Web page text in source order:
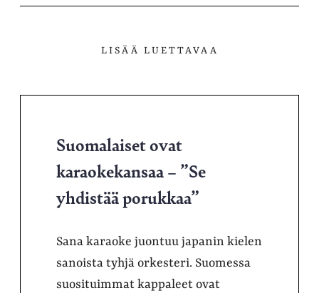
LISÄÄ LUETTAVAA
Suomalaiset ovat
karaokekansaa – ”Se
yhdistää porukkaa”
Sana karaoke juontuu japanin kielen
sanoista tyhjä orkesteri. Suomessa
suosituimmat kappaleet ovat